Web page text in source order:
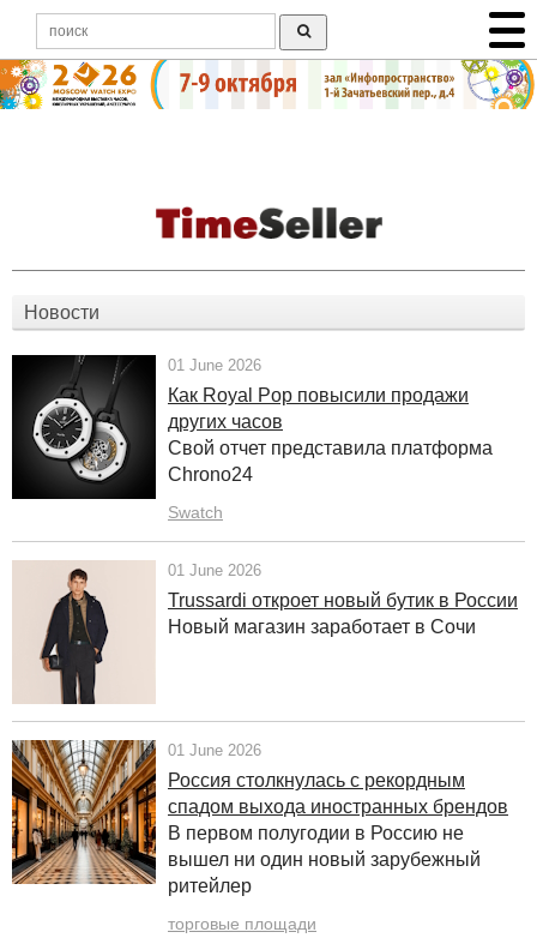
Новости
01 June 2026
Как Royal Pop повысили продажи
других часов
Свой отчет представила платформа
Chrono24
Swatch
01 June 2026
Trussardi откроет новый бутик в России
Новый магазин заработает в Сочи
01 June 2026
Россия столкнулась с рекордным
спадом выхода иностранных брендов
В первом полугодии в Россию не
вышел ни один новый зарубежный
ритейлер
торговые площади